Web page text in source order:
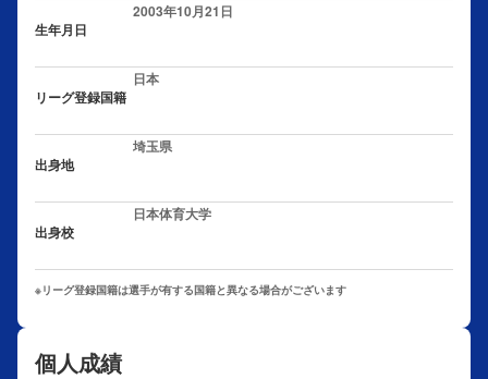
生年月日
2003年10月21日
リーグ登録国籍
日本
出身地
埼玉県
出身校
日本体育大学
※リーグ登録国籍は選手が有する国籍と異なる場合がございます
個人成績